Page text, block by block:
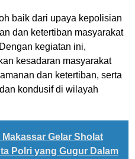
baik dari upaya kepolisian
dan ketertiban masyarakat
kegiatan ini,
kesadaran masyarakat
dan ketertiban, serta
kondusif di wilayah
Gelar Sholat
Polri yang Gugur Dalam